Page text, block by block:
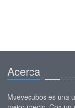
Acerca
Muevecubos es una